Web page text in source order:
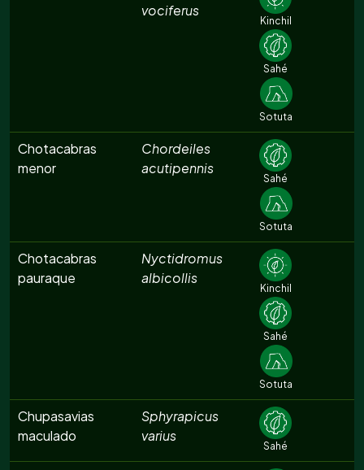
vociferus
Kinchil
Sahé
Sotuta
Chotacabras
menor
Chordeiles
acutipennis
Sahé
Sotuta
Chotacabras
pauraque
Nyctidromus
albicollis
Kinchil
Sahé
Sotuta
Chupasavias
maculado
Sphyrapicus
varius
Sahé